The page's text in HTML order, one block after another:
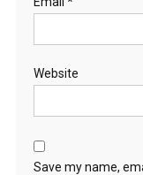
Website
Save my name,